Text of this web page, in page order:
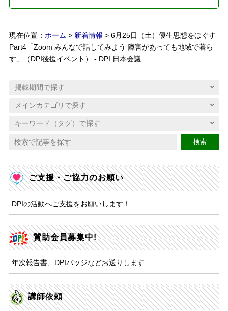
現在位置： ホーム > 新着情報 > 6月25日（土）優生思想をほぐす
Part4「Zoom みんなで話してみよう 障害があっても地域で暮ら
す」（DPI後援イベント） - DPI 日本会議
検索
ご支援・ご協力のお願い
DPIの活動へご支援をお願いします！
賛助会員募集中!
年次報告書、DPIバッジなどお送りします
講師依頼